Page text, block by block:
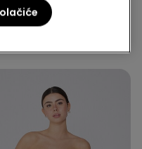
od Recikliranih
€